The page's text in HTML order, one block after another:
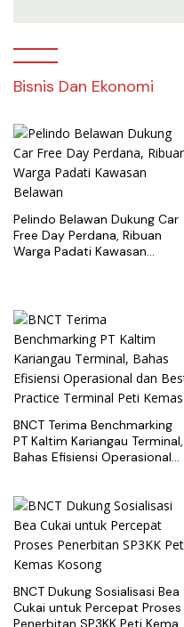
Bisnis Dan Ekonomi
Pelindo Belawan Dukung Car
Free Day Perdana, Ribuan
Warga Padati Kawasan
BNCT Terima Benchmarking
PT Kaltim Kariangau Terminal,
Bahas Efisiensi Operasional
BNCT Dukung Sosialisasi Bea
Cukai untuk Percepat Proses
Penerbitan SP3KK Peti Kemas